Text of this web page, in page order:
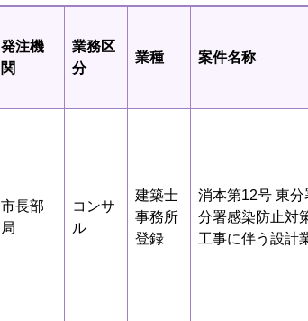
発注機
関
業務区
分
業種 案件名称
市長部
局
コンサ
ル
建築士
事務所
登録
消本第12号 東分
分署感染防止対
工事に伴う設計